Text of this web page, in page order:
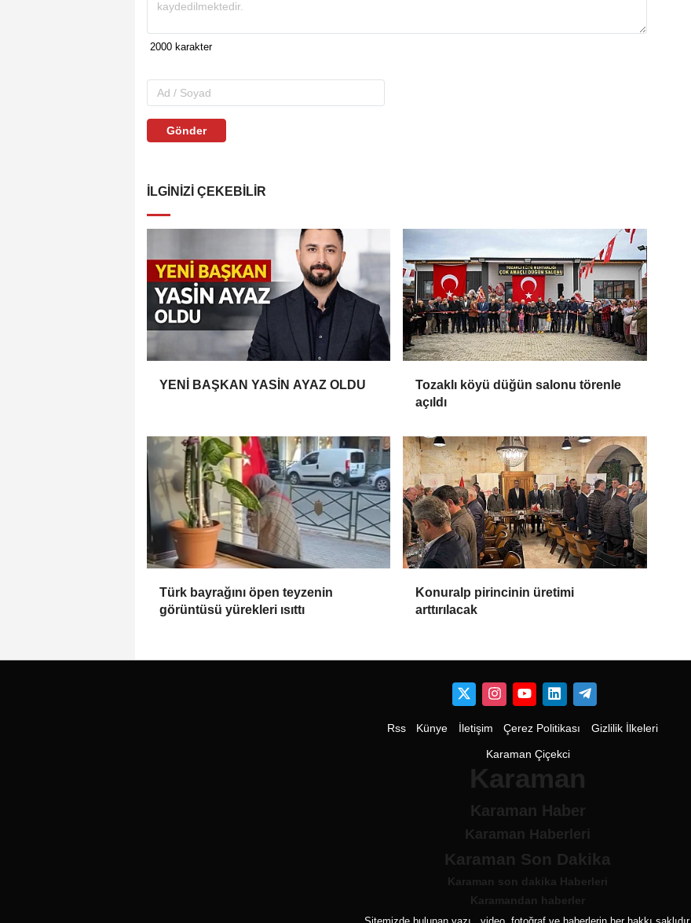
Gönder
İLGINIZI ÇEKEBILIR
YENİ BAŞKAN YASİN AYAZ OLDU
Tozaklı köyü düğün salonu törenle
açıldı
Türk bayrağını öpen teyzenin
görüntüsü yürekleri ısıttı
Konuralp pirincinin üretimi
arttırılacak
Rss Künye İletişim Çerez Politikası Gizlilik İlkeleri
Karaman Çiçekci
Karaman
Karaman Haber
Karaman Haberleri
Karaman Son Dakika
Karaman son dakika Haberleri
Karamandan haberler